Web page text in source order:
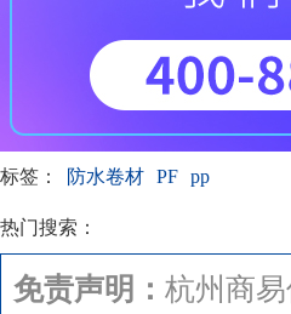
标签： 防水卷材 PF pp
热门搜索：
免责声明： 杭州商